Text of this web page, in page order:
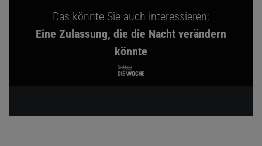
Das könnte Sie auch interessieren:
Eine Zulassung, die die Nacht verändern
könnte